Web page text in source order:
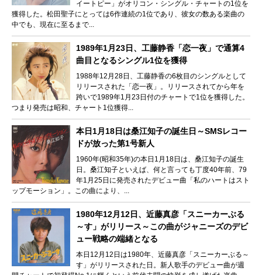
イートピー」がオリコン・シングル・チャートの1位を
獲得した。松田聖子にとっては6作連続の1位であり、彼女の数ある楽曲の
中でも、現在に至るまで...
1989年1月23日、工藤静香「恋一夜」で通算4
曲目となるシングル1位を獲得
1988年12月28日、工藤静香の6枚目のシングルとして
リリースされた「恋一夜」。リリースされてから年を
跨いで1989年1月23日付のチャートで1位を獲得した。
つまり発売は昭和、チャート1位獲得...
本日1月18日は桑江知子の誕生日～SMSレコー
ドが放った第1号新人
1960年(昭和35年)の本日1月18日は、桑江知子の誕生
日。桑江知子といえば、何と言っても丁度40年前、79
年1月25日に発売されたデビュー曲「私のハートはスト
ップモーション」。この曲により、...
1980年12月12日、近藤真彦「スニーカーぶる
～す」がリリース～この曲がジャニーズのデビ
ュー戦略の端緒となる
本日12月12日は1980年、近藤真彦「スニーカーぶる～
す」がリリースされた日。新人歌手のデビュー曲が週